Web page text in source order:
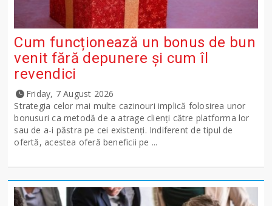
Cum funcționează un bonus de bun
venit fără depunere și cum îl
revendici
Friday, 7 August 2026
Strategia celor mai multe cazinouri implică folosirea unor
bonusuri ca metodă de a atrage clienți către platforma lor
sau de a-i păstra pe cei existenți. Indiferent de tipul de
ofertă, acestea oferă beneficii pe ...